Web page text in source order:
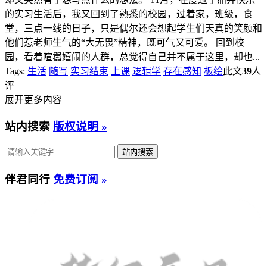
的实习生活后，我又回到了熟悉的校园，过着家，班级，食
堂，三点一线的日子，只是偶尔还会想起学生们天真的笑颜和
他们惹老师生气的“大无畏”精神，既可气又可爱。 回到校
园，看着喧嚣嬉闹的人群，总觉得自己并不属于这里，却也...
Tags: 生活 随写 实习结束 上课 逻辑学 存在感知 板绘此文39人
评
展开更多内容
站内搜索 版权说明 »
伴君同行 免费订阅 »